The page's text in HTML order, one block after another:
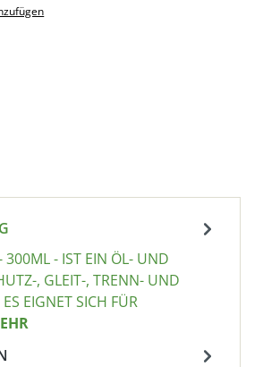
300ML - IST EIN ÖL- UND
, GLEIT-, TRENN- UND
EIGNET SICH FÜR